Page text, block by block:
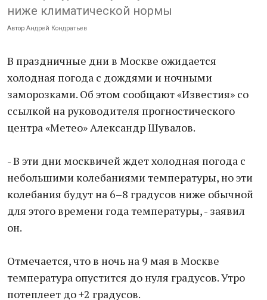
ниже климатической нормы
Автор Андрей Кондратьев
В праздничные дни в Москве ожидается
холодная погода с дождями и ночными
заморозками. Об этом сообщают «Известия» со
ссылкой на руководителя прогностического
центра «Метео» Александр Шувалов.
- В эти дни москвичей ждет холодная погода с
небольшими колебаниями температуры, но эти
колебания будут на 6–8 градусов ниже обычной
для этого времени года температуры, - заявил
он.
Отмечается, что в ночь на 9 мая в Москве
температура опустится до нуля градусов. Утро
потеплеет до +2 градусов.